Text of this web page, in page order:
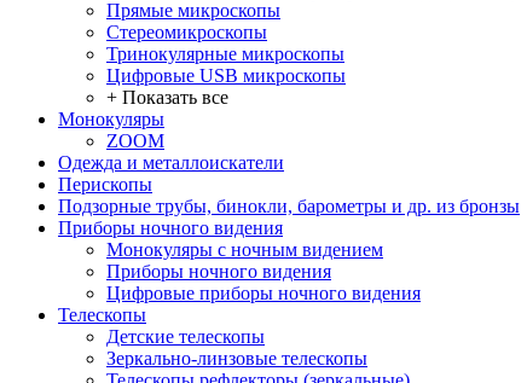
Прямые микроскопы
Стереомикроскопы
Тринокулярные микроскопы
Цифровые USB микроскопы
+ Показать все
Монокуляры
ZOOM
Одежда и металлоискатели
Перископы
Подзорные трубы, бинокли, барометры и др. из бронзы
Приборы ночного видения
Монокуляры с ночным видением
Приборы ночного видения
Цифровые приборы ночного видения
Телескопы
Детские телескопы
Зеркально-линзовые телескопы